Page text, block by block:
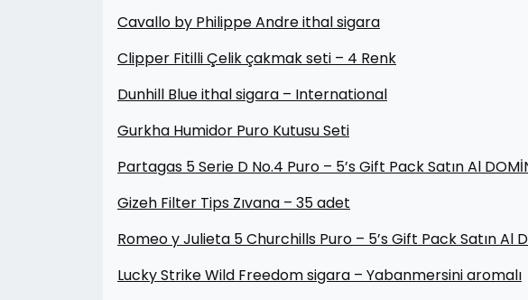
Cavallo by Philippe Andre ithal sigara
Clipper Fitilli Çelik çakmak seti – 4 Renk
Dunhill Blue ithal sigara – International
Gurkha Humidor Puro Kutusu Seti
Partagas 5 Serie D No.4 Puro – 5’s Gift Pack Satın Al
Gizeh Filter Tips Zıvana – 35 adet
Romeo y Julieta 5 Churchills Puro – 5’s Gift Pack Satın Al
Lucky Strike Wild Freedom sigara – Yabanmersini aromalı